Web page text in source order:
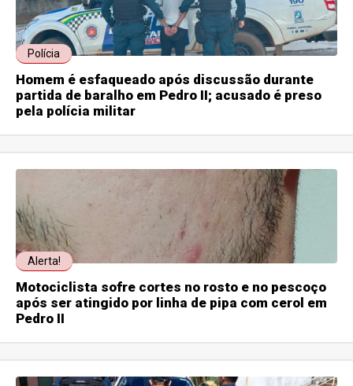
Polícia
Homem é esfaqueado após discussão durante
partida de baralho em Pedro II; acusado é preso
pela polícia militar
Alerta!
Motociclista sofre cortes no rosto e no pescoço
após ser atingido por linha de pipa com cerol em
Pedro II